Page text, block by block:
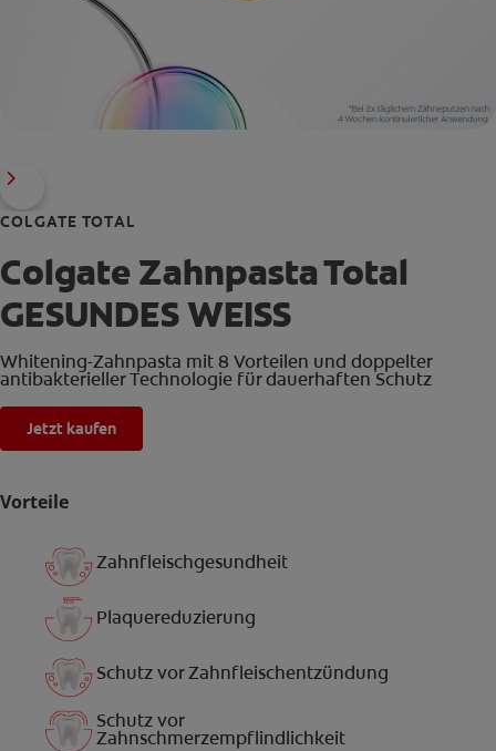
COLGATE TOTAL
Colgate Zahnpasta Total
GESUNDES WEISS
Whitening-Zahnpasta mit 8 Vorteilen und doppelter
antibakterieller Technologie für dauerhaften Schutz
Jetzt kaufen
Vorteile
Zahnfleischgesundheit
Plaquereduzierung
Schutz vor Zahnfleischentzündung
Schutz vor
Zahnschmerzempflindlichkeit